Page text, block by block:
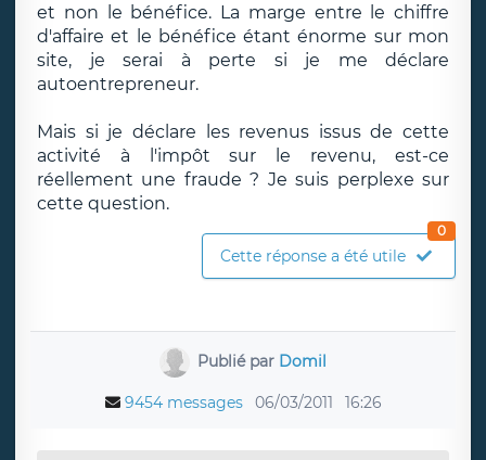
et non le bénéfice. La marge entre le chiffre
d'affaire et le bénéfice étant énorme sur mon
site, je serai à perte si je me déclare
autoentrepreneur.
Mais si je déclare les revenus issus de cette
activité à l'impôt sur le revenu, est-ce
réellement une fraude ? Je suis perplexe sur
cette question.
Cette réponse a été utile
0
Publié par Domil
9454 messages 06/03/2011 16:26